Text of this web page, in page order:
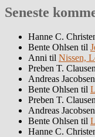
Seneste
Hanne C.
Bente Ohlsen til
Anni til Nissen,
Preben T.
Andreas Jacobsen
Bente Ohlsen til
Preben T.
Andreas Jacobsen
Bente Ohlsen til
Hanne C.